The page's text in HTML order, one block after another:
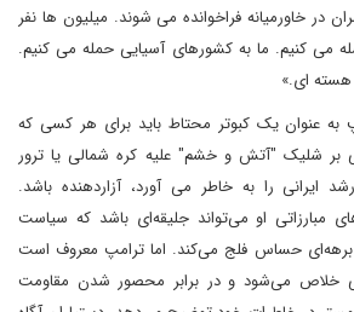
در خاورمیانه فراخوانده می شوند. میلیون ها نفر
می کنیم. ما به کشورهای آسیایی حمله می کنیم.
ای.»
به عنوان یک کبوتر محتاط باید برای هر کسی که
بر شلیک "آتش و خشم" علیه کره شمالی یا ترور
ایرانی را به خاطر می آورد، آزاردهنده باشد.
مبارزاتی او می‌تواند جلیقه‌ای باشد که سیاست
حساس فلج می‌کند. اما ترامپ معروف است
خلاص می‌شود و در برابر محصور شدن مقاومت